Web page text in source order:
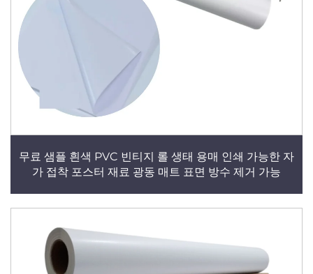
무료 샘플 흰색 PVC 빈티지 롤 생태 용매 인쇄 가능한 자
가 접착 포스터 재료 광동 매트 표면 방수 제거 가능